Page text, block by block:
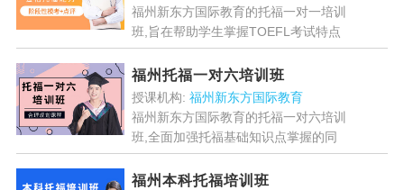
福州新东方国际教育的托福一对一培训
班,旨在帮助学生掌握TOEFL考试特点
及解题策略,并进一步夯实语言能力,深
度解析托福考试对学员能力的要求,帮
助学员快速了解托福...[详情]
福州托福一对六培训班
授课机构: 福州新东方国际教育
福州新东方国际教育的托福一对六培训
班,全面加强托福基础知识点掌握的同
时提高学员自身英语水平,课程更加细
致丰富,能够有效解决学习问题,帮助学
福州本科托福培训班